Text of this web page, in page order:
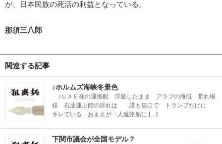
が、日本民族の死活の利益となっている。
那須三八郎
関連する記事
♪ホルムズ海峡冬景色
♪ＵＡＥ発の運搬船 浮遊したまま アラブの海域 荒れ模
様 石油運ぶ船の群れは 誰も無口で トランプだけに
キレている おまえが一人連絡船に […]
下関市議会が全国モデル？